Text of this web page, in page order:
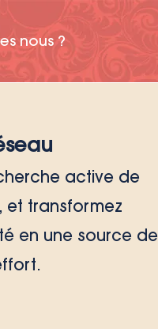
nous ?
active de
transformez
en une source de